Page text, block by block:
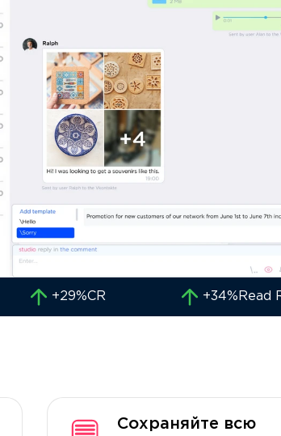
+29%CR +34% Read
Сохраняйте всю